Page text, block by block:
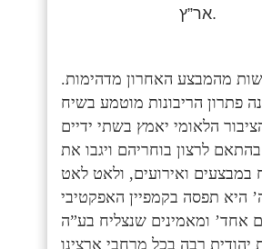
אר”ץ.
מהמבצע האחרון מדהימות.
פתרון הריבונות מוטמע בשיח
הלאומי יאמץ בשתי ידיים
לרצון בוחריהם ויגבו את
ואירועים, ולאט לאט
היא תפסה בקמפיין האפקטיבי
אחד’ ומאמינים שנצליח בע”ה